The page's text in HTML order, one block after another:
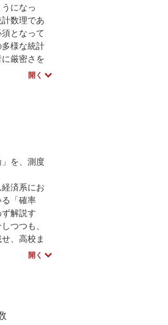
になっ
数理であ
となって
様な統計
厳密さを
きるよう
計モデリ
ー
統計的理
学
経済や臨
いるさま
平易に解
開く
を、測度
済系にお
「確率
解説す
つつも、
、高校ま
できるよ
開く